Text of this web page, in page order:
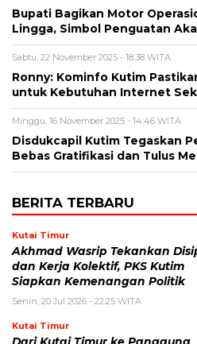
Bupati Bagikan Motor
Lingga, Simbol Penguatan
Sabtu, 22 November 2025 - 18:38 WITA
Ronny: Kominfo Kutim
untuk Kebutuhan Internet
Minggu, 16 November 2025 - 14:46 WITA
Disdukcapil Kutim Tegaskan
Bebas Gratifikasi dan Tulus
BERITA TERBARU
Kutai Timur
Akhmad Wasrip Tekankan
dan Kerja Kolektif, PKS Kutim
Siapkan Kemenangan Politik
Senin, 20 Jul 2026 - 22:25 WITA
Kutai Timur